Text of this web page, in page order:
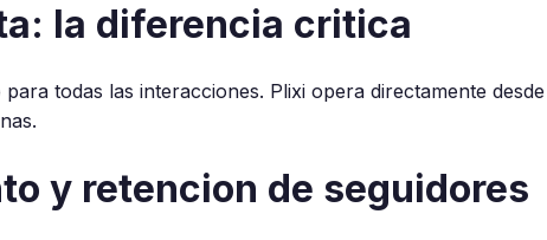
la diferencia critica
todas las interacciones. Plixi opera directamente
y retencion de seguidores